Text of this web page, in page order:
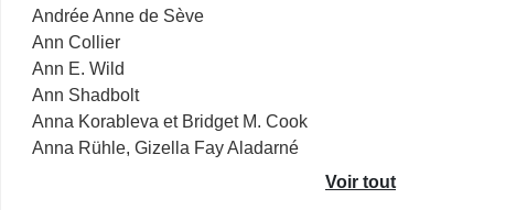
Andrée Anne de Sève
Ann Collier
Ann E. Wild
Ann Shadbolt
Anna Korableva et Bridget M. Cook
Anna Rühle, Gizella Fay Aladarné
Voir tout